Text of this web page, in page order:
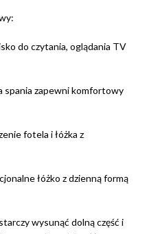
do czytania, oglądania TV
spania zapewni komfortowy
fotela i łóżka z
łóżko z dzienną formą
wysunąć dolną część i